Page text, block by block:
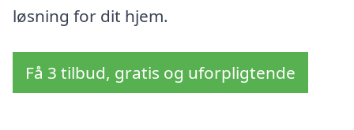
løsning for dit hjem.
Få 3 tilbud, gratis og uforpligtende